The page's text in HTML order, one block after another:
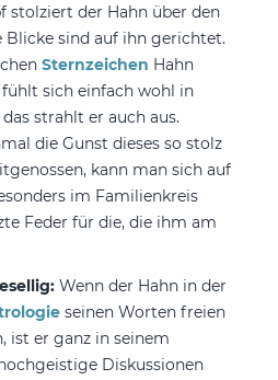
stolziert der Hahn über den
Blicke sind auf ihn gerichtet.
Sternzeichen Hahn
sich einfach wohl in
strahlt er auch aus.
die Gunst dieses so stolz
kann man sich auf
im Familienkreis
Feder für die, die ihm am
Wenn der Hahn in der
seinen Worten freien
ist er ganz in seinem
Diskussionen